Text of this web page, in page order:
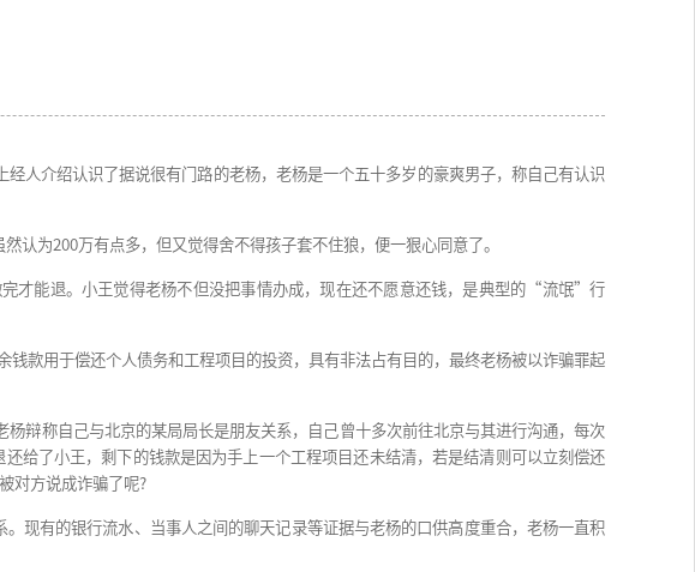
有办下来。后来在一次饭局上经人介绍认识了据说很有门路的老杨，
杨将200万全数退还。小王虽然认为200万有点多，但又觉得舍不得孩